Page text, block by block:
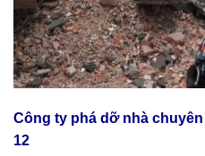
Công ty phá dỡ nhà
12